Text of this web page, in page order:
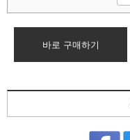
바로 구매하기